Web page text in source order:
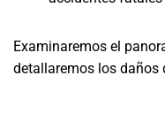
Examinaremos el
detallaremos los daños